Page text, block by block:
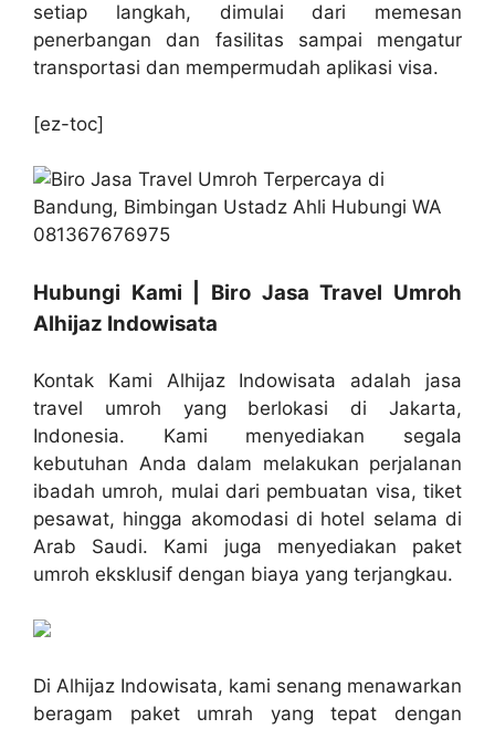
setiap langkah, dimulai dari memesan
penerbangan dan fasilitas sampai mengatur
transportasi dan mempermudah aplikasi visa.
[ez-toc]
Hubungi Kami | Biro Jasa Travel Umroh
Alhijaz Indowisata
Kontak Kami Alhijaz Indowisata adalah jasa
travel umroh yang berlokasi di Jakarta,
Indonesia. Kami menyediakan segala
kebutuhan Anda dalam melakukan perjalanan
ibadah umroh, mulai dari pembuatan visa, tiket
pesawat, hingga akomodasi di hotel selama di
Arab Saudi. Kami juga menyediakan paket
umroh eksklusif dengan biaya yang terjangkau.
Di Alhijaz Indowisata, kami senang menawarkan
beragam paket umrah yang tepat dengan